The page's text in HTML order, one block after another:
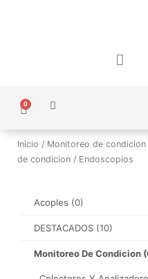
F
a
o
k
0
Carrito
Inicio / Monitoreo de condicion
de condicion / Endoscopios
Acoples (0)
DESTACADOS (10)
Monitoreo De Condicion